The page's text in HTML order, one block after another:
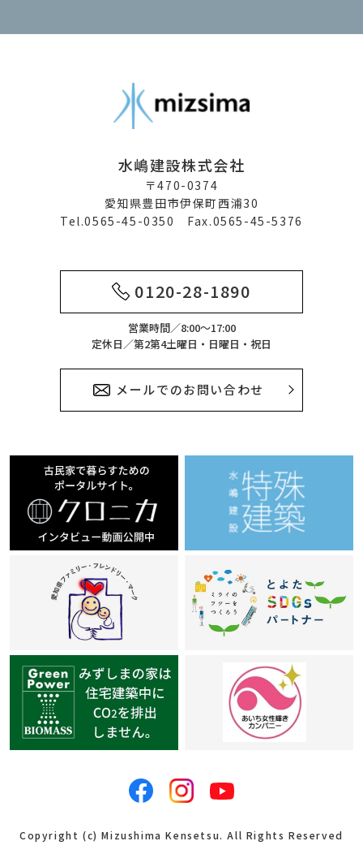
水嶋建設株式会社
〒470-0374
愛知県豊田市伊保町西浦30
Tel.0565-45-0350 Fax.0565-45-5376
0120-28-1890
営業時間／8:00～17:00
定休日／第2第4土曜日・日曜日・祝日
メールでのお問い合わせ
Copyright (c) Mizushima Kensetsu. All Rights Reserved